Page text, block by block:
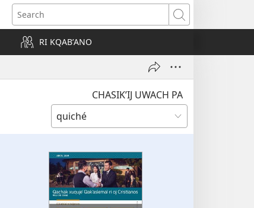
Search
RI KQABʼANO
CHASIKʼIJ UWACH PA